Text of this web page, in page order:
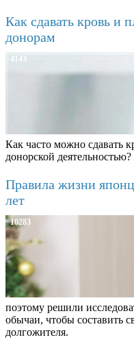
Как сдавать кровь и
донорам
4143
Как часто можно сдавать
донорской
Правила жизни
лет
10283
поэтому решили
обычаи, чтобы составить
долгожителя.